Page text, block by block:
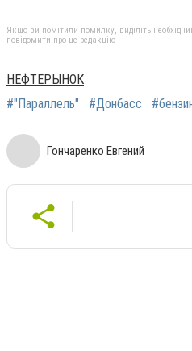
Якщо ви помітили помилку, виділіть
повідомити про це редакцію
НЕФТЕРЫНОК
#"Параллель"
#Донбасс
Гончаренко Евгений